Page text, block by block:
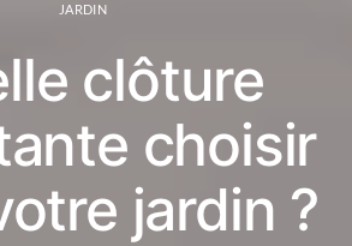
JARDIN
clôture
choisir
jardin ?